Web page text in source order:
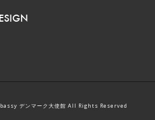
デンマーク大使館 All Rights Reserved